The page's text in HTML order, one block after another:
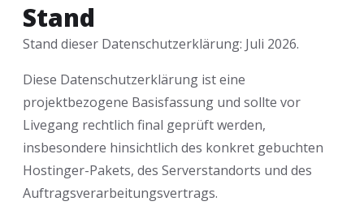
Stand
Stand dieser Datenschutzerklärung: Juli 2026.
Diese Datenschutzerklärung ist eine
projektbezogene Basisfassung und sollte vor
Livegang rechtlich final geprüft werden,
insbesondere hinsichtlich des konkret gebuchten
Hostinger-Pakets, des Serverstandorts und des
Auftragsverarbeitungsvertrags.